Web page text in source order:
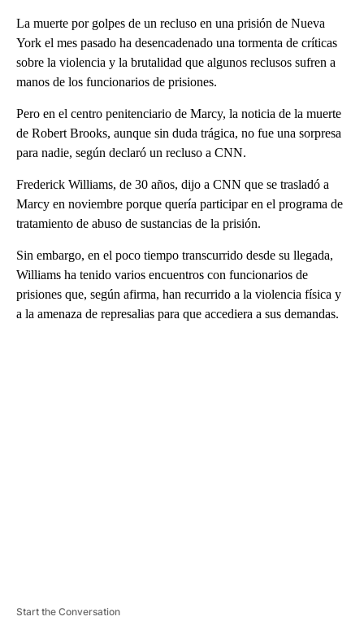
La muerte por golpes de un recluso en una prisión de Nueva
York el mes pasado ha desencadenado una tormenta de críticas
sobre la violencia y la brutalidad que algunos reclusos sufren a
manos de los funcionarios de prisiones.
Pero en el centro penitenciario de Marcy, la noticia de la muerte
de Robert Brooks, aunque sin duda trágica, no fue una sorpresa
para nadie, según declaró un recluso a CNN.
Frederick Williams, de 30 años, dijo a CNN que se trasladó a
Marcy en noviembre porque quería participar en el programa de
tratamiento de abuso de sustancias de la prisión.
Sin embargo, en el poco tiempo transcurrido desde su llegada,
Williams ha tenido varios encuentros con funcionarios de
prisiones que, según afirma, han recurrido a la violencia física y
a la amenaza de represalias para que accediera a sus demandas.
Start the Conversation